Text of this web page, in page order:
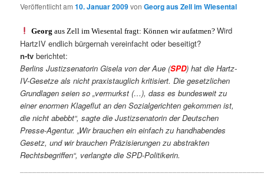
Veröffentlicht am10. Januar 2009vonGeorg aus Zell im Wiesental
Georg aus Zell im Wiesental fragt: Können wir aufatmen? Wird
HartzIV endlich bürgernah vereinfacht oder beseitigt?
n-tv berichtet:
Berlins Justizsenatorin Gisela von der Aue (SPD) hat die Hartz-
IV-Gesetze als nicht praxistauglich kritisiert. Die gesetzlichen
Grundlagen seien so „vermurkst (…), dass es bundesweit zu
einer enormen Klageflut an den Sozialgerichten gekommen ist,
die nicht abebbt“, sagte die Justizsenatorin der Deutschen
Presse-Agentur. „Wir brauchen ein einfach zu handhabendes
Gesetz, und wir brauchen Präzisierungen zu abstrakten
Rechtsbegriffen“, verlangte die SPD-Politikerin.